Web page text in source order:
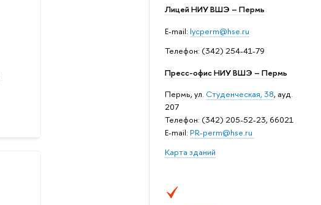
Лицей НИУ ВШЭ – Пермь
E-mail: lycperm@hse.ru
Телефон: (342) 254-41-79
Пресс-офис НИУ ВШЭ – Пермь
Пермь, ул. Студенческая, 38, ауд.
207
Телефон: (342) 205-52-23, 66021
E-mail: PR-perm@hse.ru
Карта зданий